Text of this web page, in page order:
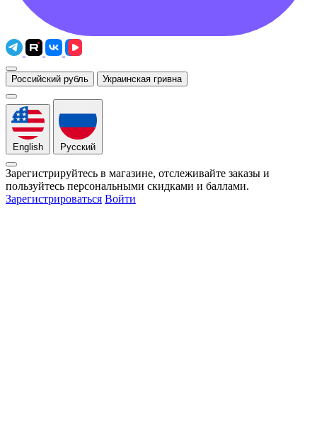
Российский рубль Украинская гривна
English Русский
Зарегистрируйтесь в магазине, отслеживайте заказы и
пользуйтесь персональными скидками и баллами.
Зарегистрироваться Войти